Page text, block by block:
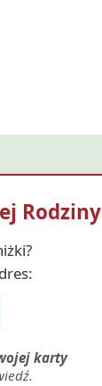
Rodziny
karty